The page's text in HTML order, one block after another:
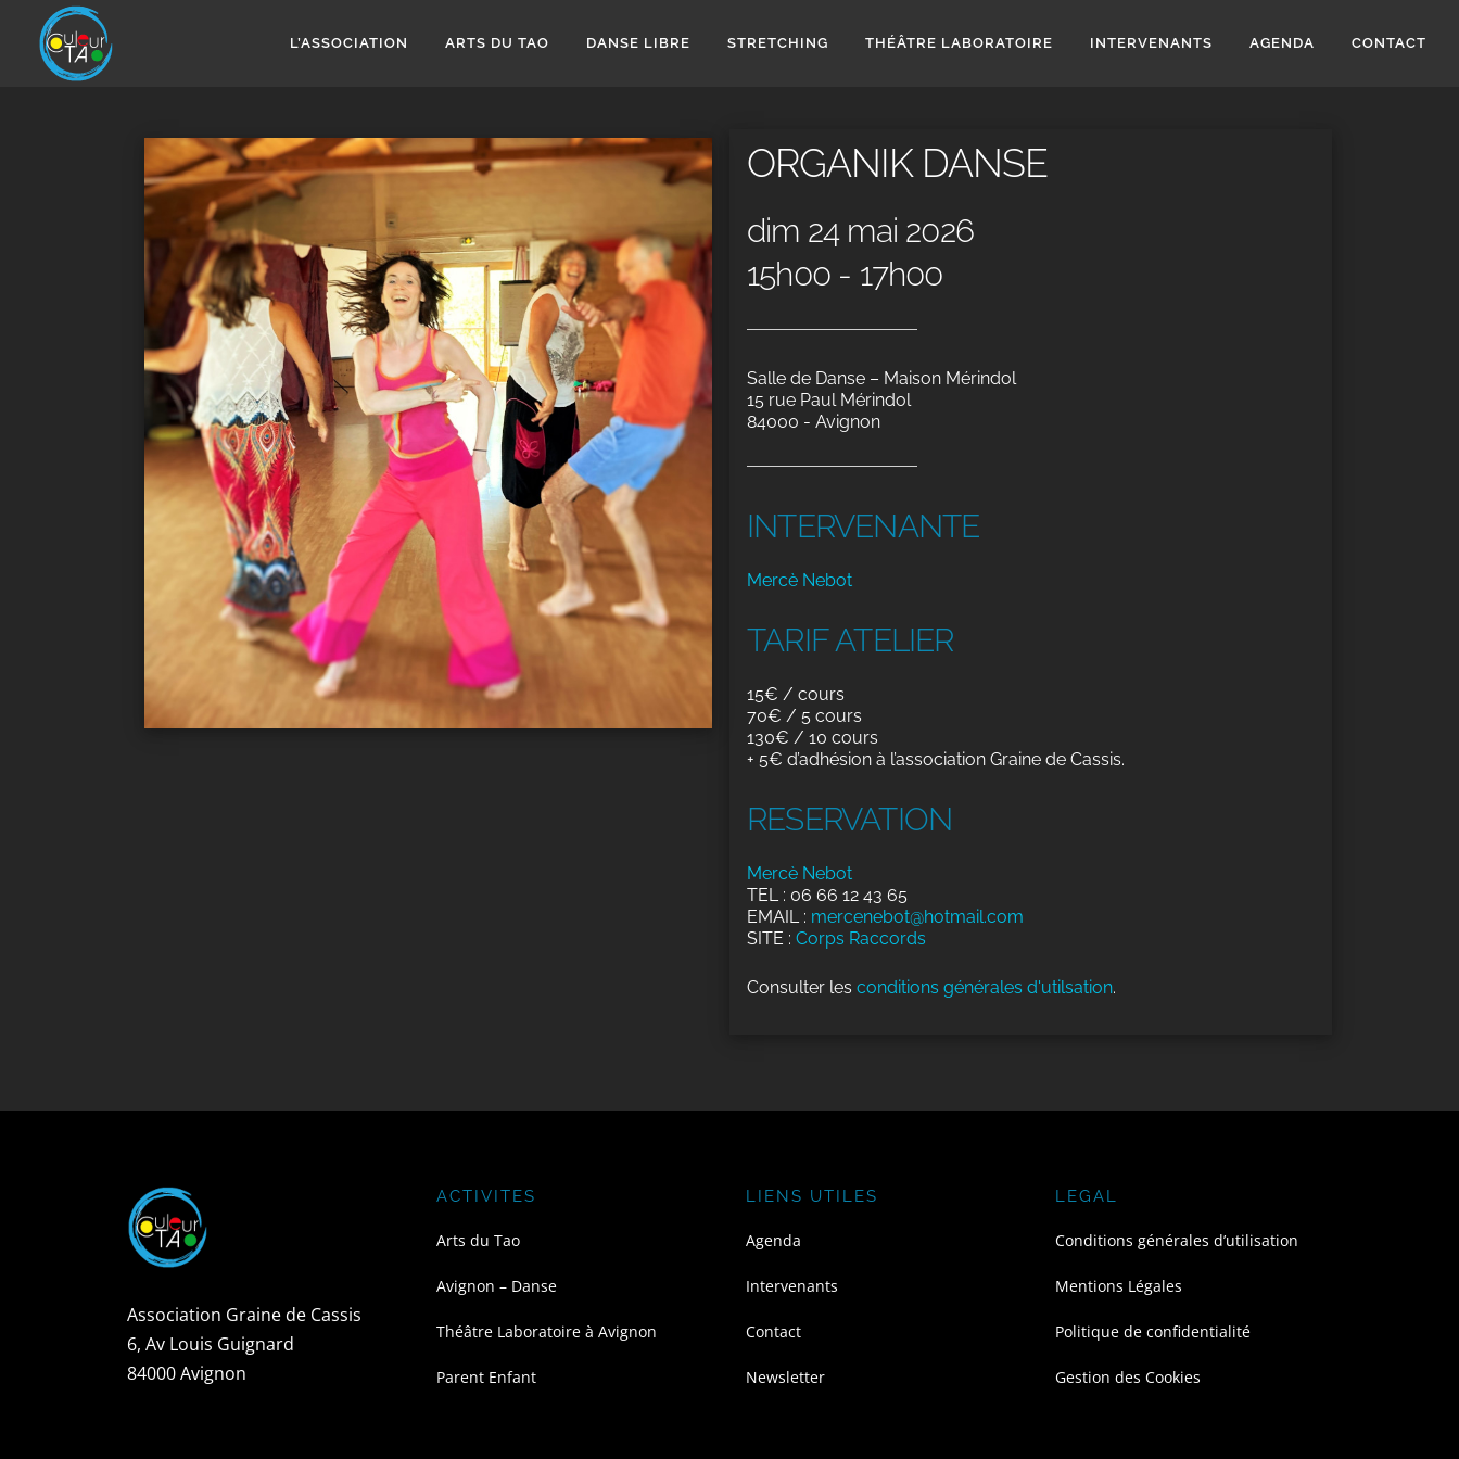
contenu
L’ASSOCIATION ARTS DU TAO DANSE LIBRE STRETCHING THÉÂTRE LABORATOIRE INTERVENANTS AGENDA CONTACT
ORGANIK DANSE
dim 24 mai 2026
15h00 - 17h00
Salle de Danse – Maison Mérindol
15 rue Paul Mérindol
84000 - Avignon
INTERVENANTE
Mercè Nebot
TARIF ATELIER
15€ / cours
70€ / 5 cours
130€ / 10 cours
+ 5€ d’adhésion à l’association Graine de Cassis.
RESERVATION
Mercè Nebot
TEL : 06 66 12 43 65
EMAIL : mercenebot@hotmail.com
SITE : Corps Raccords
Consulter les conditions générales d'utilsation.
Association Graine de Cassis
6, Av Louis Guignard
84000 Avignon
ACTIVITES
Arts du Tao
Avignon – Danse
Théâtre Laboratoire à Avignon
Parent Enfant
LIENS UTILES
Agenda
Intervenants
Contact
Newsletter
LEGAL
Conditions générales d’utilisation
Mentions Légales
Politique de confidentialité
Gestion des Cookies